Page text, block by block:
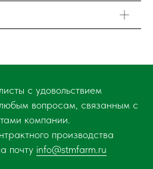
с удовольствием
вопросам, связанным с
компании.
производства
почту info@stmfarm.ru